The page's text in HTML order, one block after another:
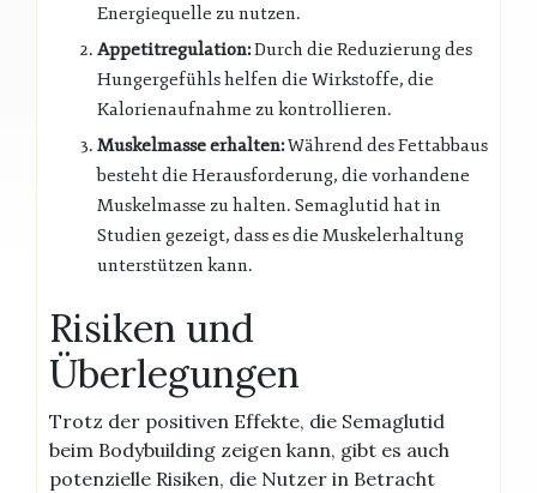
Energiequelle zu nutzen.
Appetitregulation:Durch die Reduzierung des
Hungergefühls helfen die Wirkstoffe, die
Kalorienaufnahme zu kontrollieren.
Muskelmasse erhalten:Während des Fettabbaus
besteht die Herausforderung, die vorhandene
Muskelmasse zu halten. Semaglutid hat in
Studien gezeigt, dass es die Muskelerhaltung
unterstützen kann.
Risiken und
Überlegungen
Trotz der positiven Effekte, die Semaglutid
beim Bodybuilding zeigen kann, gibt es auch
potenzielle Risiken, die Nutzer in Betracht